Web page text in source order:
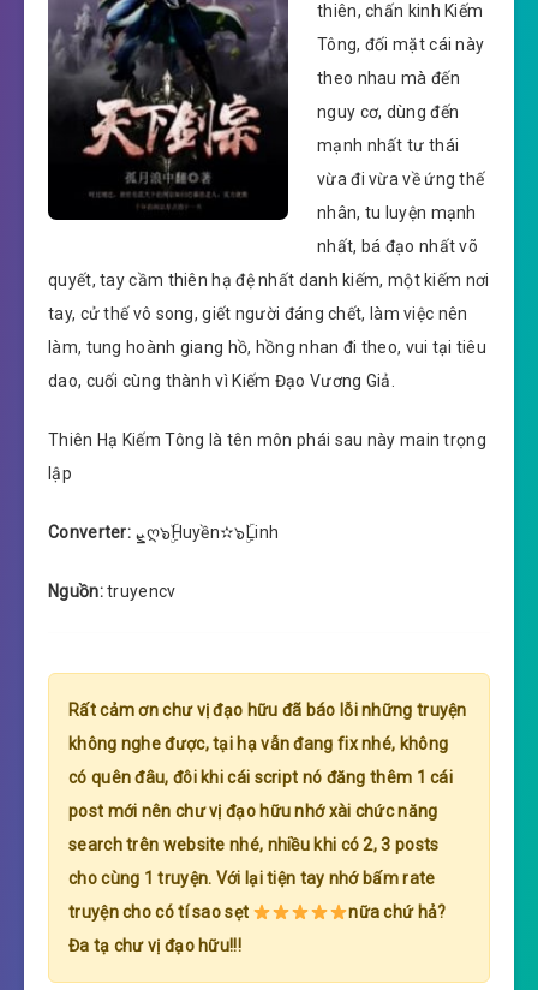
thiên, chấn kinh Kiếm
Tông, đối mặt cái này
theo nhau mà đến
nguy cơ, dùng đến
mạnh nhất tư thái
vừa đi vừa về ứng thế
nhân, tu luyện mạnh
nhất, bá đạo nhất võ
quyết, tay cầm thiên hạ đệ nhất danh kiếm, một kiếm nơi
tay, cử thế vô song, giết người đáng chết, làm việc nên
làm, tung hoành giang hồ, hồng nhan đi theo, vui tại tiêu
dao, cuối cùng thành vì Kiếm Đạo Vương Giả.
Thiên Hạ Kiếm Tông là tên môn phái sau này main trọng
lập
Converter: ܨღ๖ۣۜHuyền✫๖ۣۜLinh
Nguồn:truyencv
Rất cảm ơn chư vị đạo hữu đã báo lỗi những truyện
không nghe được, tại hạ vẫn đang fix nhé, không
có quên đâu, đôi khi cái script nó đăng thêm 1 cái
post mới nên chư vị đạo hữu nhớ xài chức năng
search trên website nhé, nhiều khi có 2, 3 posts
cho cùng 1 truyện. Với lại tiện tay nhớ bấm rate
truyện cho có tí sao sẹt
nữa chứ hả?
Đa tạ chư vị đạo hữu!!!